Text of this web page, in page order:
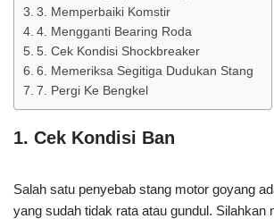
3. Memperbaiki Komstir
4. Mengganti Bearing Roda
5. Cek Kondisi Shockbreaker
6. Memeriksa Segitiga Dudukan Stang
7. Pergi Ke Bengkel
1. Cek Kondisi Ban
Salah satu penyebab stang motor goyang
yang sudah tidak rata atau gundul. Silahkan